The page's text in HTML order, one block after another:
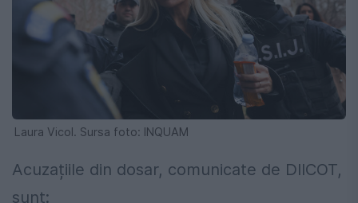
Laura Vicol. Sursa foto: INQUAM
Acuzațiile din dosar, comunicate de DIICOT,
sunt: